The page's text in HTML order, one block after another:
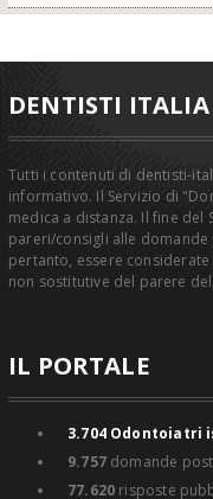
DENTISTI ITALIA
Tutti i contenuti di dentisti-
informativo. Il Servizio di
medica a distanza. Il fine
pareri/consigli alle
pertanto, essere
non sostitutive del parere
IL PORTALE
3.704Odontoiatri
9.757domande
77.620 risposte